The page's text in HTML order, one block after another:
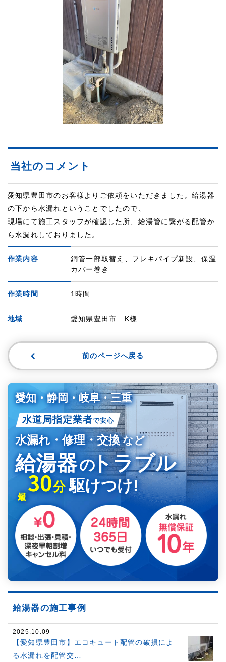
当社のコメント
愛知県豊田市のお客様よりご依頼をいただきました。給湯器
の下から水漏れということでしたので、
現場にて施工スタッフが確認した所、給湯管に繋がる配管か
ら水漏れしておりました。
作業内容
銅管一部取替え、フレキパイプ新設、保温
カバー巻き
作業時間 1時間
地域 愛知県豊田市 K様
前のページへ戻る
愛知・静岡・岐阜・三重
水道局指定業者で安心
水漏れ・修理・交換など
給湯器のトラブル
30分 駆けつけ!
給湯器の施工事例
2025.10.09
【愛知県豊田市】エコキュート配管の破損によ
る水漏れを配管交…